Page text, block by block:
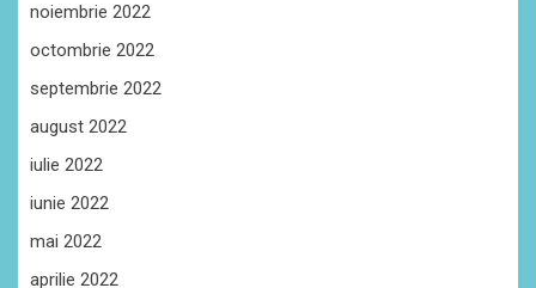
noiembrie 2022
octombrie 2022
septembrie 2022
august 2022
iulie 2022
iunie 2022
mai 2022
aprilie 2022